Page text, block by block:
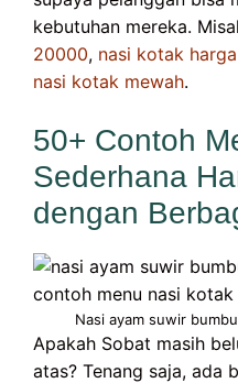
kebutuhan mereka.
20000, nasi kotak
nasi kotak mewah.
50+ Contoh
Sederhana
dengan
Nasi ayam suwir
Apakah Sobat masih
atas? Tenang saja, ada